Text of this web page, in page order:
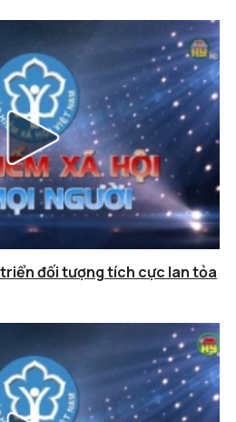
đối tượng tích cực lan tỏa